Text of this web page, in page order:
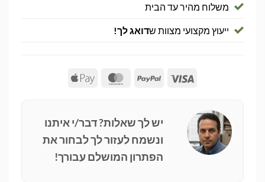
משלוח מהיר עד הבית
ייעוץ מקצועי מצוות שדואג לך!
Visa
PayPal
MasterCard
Apple
יש לך שאלות? דבר/י איתנו
ונשמח לעזור לך לבחור את
הפתרון המושלם עבורך!